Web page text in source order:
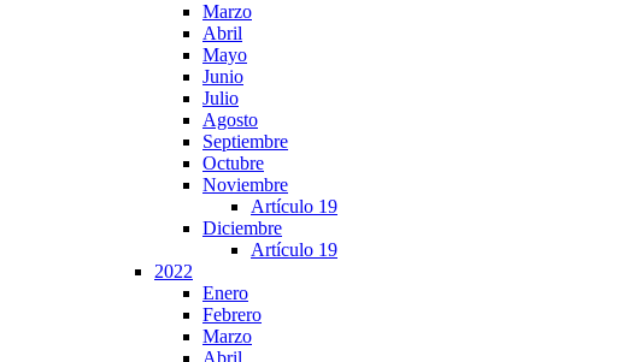
Marzo
Abril
Mayo
Junio
Julio
Agosto
Septiembre
Octubre
Noviembre
Artículo 19
Diciembre
Artículo 19
2022
Enero
Febrero
Marzo
Abril